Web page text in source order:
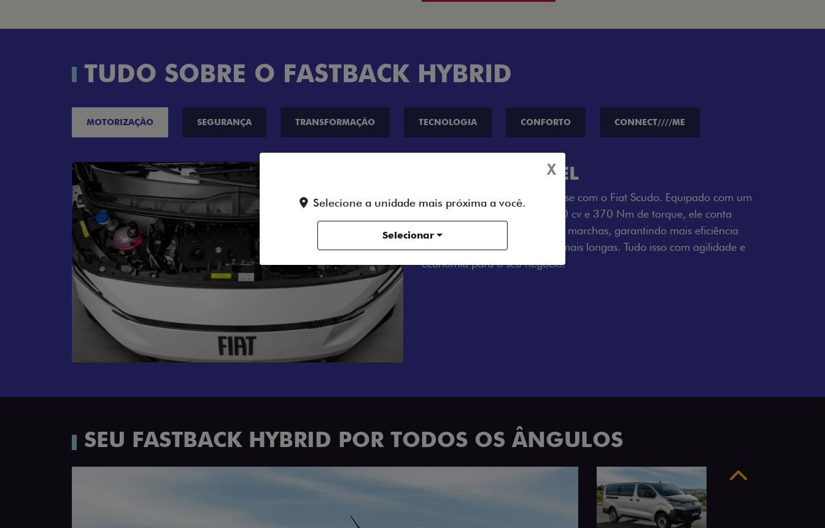
TUDO SOBRE O FASTBACK HYBRID
MOTORIZAÇÃO SEGURANÇA TRANSFORMAÇÃO TECNOLOGIA CONFORTO CONNECT////ME
MOTOR A DIESEL
Tenha um dia a dia sem estresse com o Fiat Scudo. Equipado com um
motor 2.2 Turbo Diesel de 150 cv e 370 Nm de torque, ele conta
com transmissão manual de 6 marchas, garantindo mais eficiência
até nas jornadas de trabalho mais longas. Tudo isso com agilidade e
economia para o seu negócio.
SEU FASTBACK HYBRID POR TODOS OS ÂNGULOS
Anterior
X
Selecione a unidade mais próxima a você.
Selecionar